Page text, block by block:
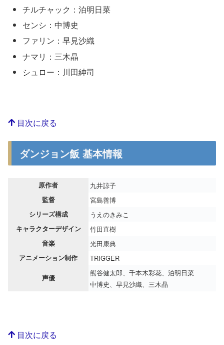
チルチャック：泊明日菜
センシ：中博史
ファリン：早見沙織
ナマリ：三木晶
シュロー：川田紳司
目次に戻る
ダンジョン飯 基本情報
原作者 九井諒子
監督 宮島善博
シリーズ構成 うえのきみこ
キャラクターデザイン 竹田直樹
音楽 光田康典
アニメーション制作 TRIGGER
声優
熊谷健太郎、千本木彩花、泊明日菜
中博史、早見沙織、三木晶
目次に戻る